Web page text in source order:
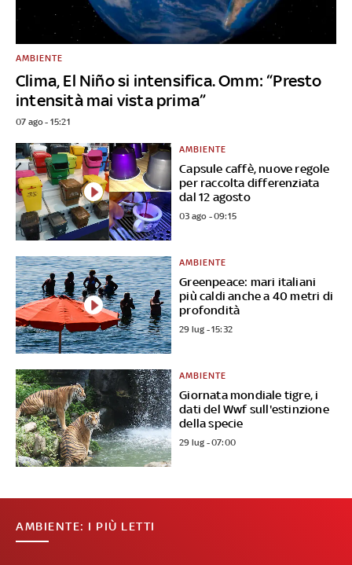
Clima, El Niño si intensifica. Omm: “Presto
intensità mai vista prima”
AMBIENTE
07 ago - 15:21
Capsule caffè, nuove regole
per raccolta differenziata
dal 12 agosto
AMBIENTE
03 ago - 09:15
Greenpeace: mari italiani
più caldi anche a 40 metri di
profondità
AMBIENTE
29 lug - 15:32
Giornata mondiale tigre, i
dati del Wwf sull'estinzione
della specie
AMBIENTE
29 lug - 07:00
AMBIENTE: I PIÙ LETTI